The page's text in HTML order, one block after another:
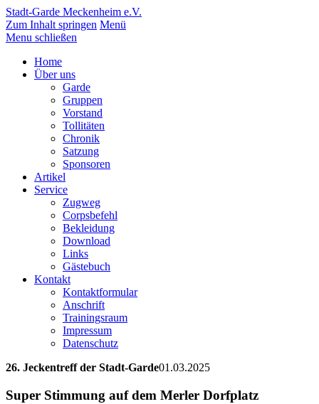
Stadt-Garde Meckenheim e.V.
Zum Inhalt springen Menü
Menu schließen
Home
Über uns
Garde
Gruppen
Vorstand
Tollitäten
Chronik
Satzung
Sponsoren
Artikel
Service
Zugweg
Corpsbefehl
Bekleidung
Download
Links
Gästebuch
Kontakt
Kontaktformular
Anschrift
Trainingsraum
Impressum
Datenschutz
26. Jeckentreff der Stadt-Garde01.03.2025
Super Stimmung auf dem Merler Dorfplatz